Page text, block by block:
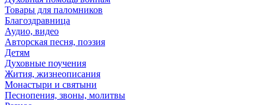
Товары для паломников
Благоздравница
Аудио, видео
Авторская песня, поэзия
Детям
Духовные поучения
Жития, жизнеописания
Монастыри и святыни
Песнопения, звоны, молитвы